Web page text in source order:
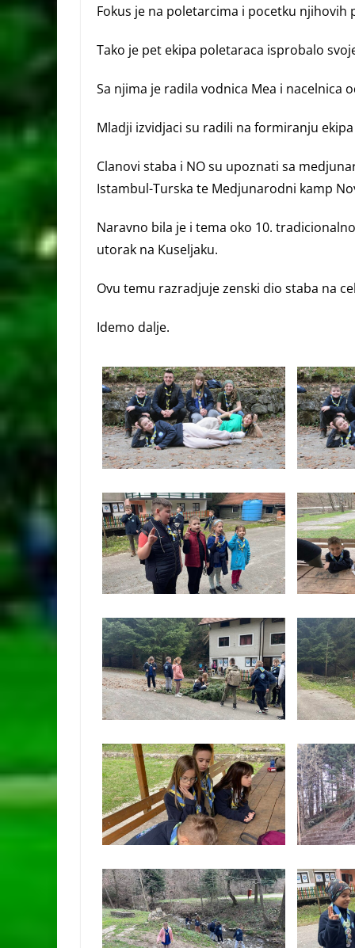
Fokus je na poletarcima i pocetku
Tako je pet ekipa poletaraca isprobalo
Sa njima je radila vodnica Mea i nacelnica
Mladji izvidjaci su radili na formiranju
Clanovi staba i NO su upoznati sa
Istambul-Turska te Medjunarodni kamp
Naravno bila je i tema oko 10.
utorak na Kuseljaku.
Ovu temu razradjuje zenski dio staba na
Idemo dalje.